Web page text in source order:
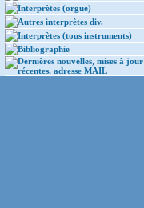
Interprètes (orgue)
Autres interprètes div.
Interprètes (tous instruments)
Bibliographie
Dernières nouvelles, mises à jour
récentes, adresse MAIL